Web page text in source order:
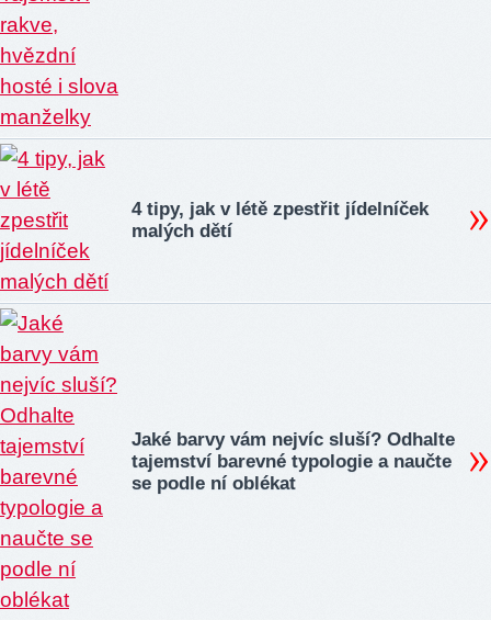
4 tipy, jak v létě zpestřit jídelníček
malých dětí
Jaké barvy vám nejvíc sluší? Odhalte
tajemství barevné typologie a naučte
se podle ní oblékat